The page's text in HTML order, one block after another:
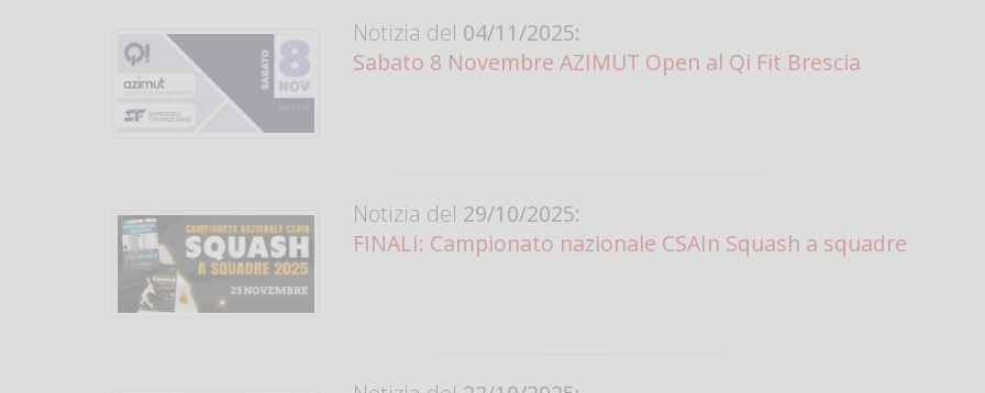
Notizia del 04/11/2025:
Sabato 8 Novembre AZIMUT Open al Qi Fit Brescia
Notizia del 29/10/2025:
FINALI: Campionato nazionale CSAIn Squash a squadre